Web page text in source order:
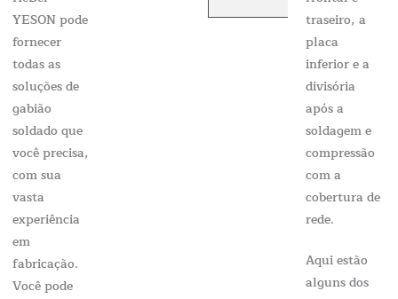
YESON pode
fornecer
todas as
soluções de
gabião
soldado que
você precisa,
com sua
vasta
experiência
em
fabricação.
Você pode
traseiro, a
placa
inferior e a
divisória
após a
soldagem e
compressão
com a
cobertura de
rede.
Aqui estão
alguns dos